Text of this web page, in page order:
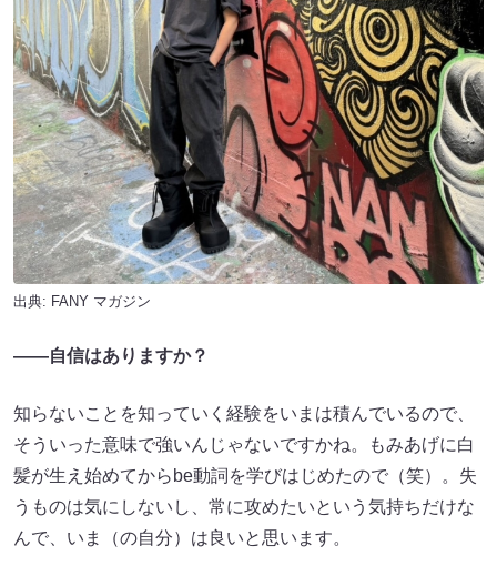
出典: FANY マガジン
――自信はありますか？
知らないことを知っていく経験をいまは積んでいるので、
そういった意味で強いんじゃないですかね。もみあげに白
髪が生え始めてからbe動詞を学びはじめたので（笑）。失
うものは気にしないし、常に攻めたいという気持ちだけな
んで、いま（の自分）は良いと思います。